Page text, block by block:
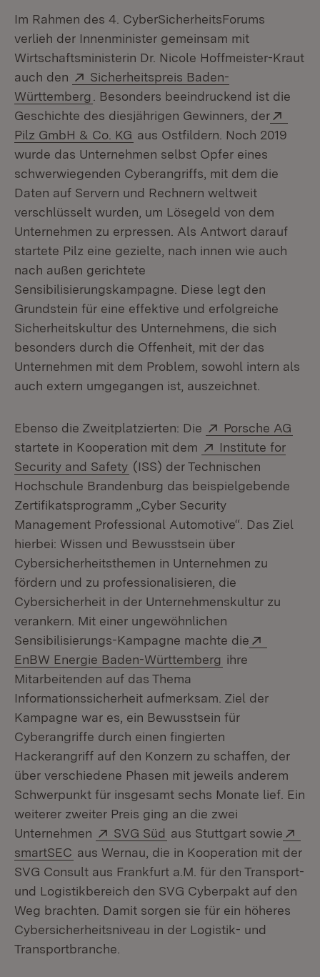
Im Rahmen des 4. CyberSicherheitsForums
verlieh der Innenminister gemeinsam mit
Wirtschaftsministerin Dr. Nicole Hoffmeister-Kraut
auch den
Extern:
Sicherheitspreis Baden-
Württemberg (Öffnet in neuem Fenster)
. Besonders beeindruckend ist die
Geschichte des diesjährigen Gewinners, der
Pilz GmbH & Co. KG (Öffnet in neuem Fenster)
aus Ostfildern. Noch 2019
wurde das Unternehmen selbst Opfer eines
schwerwiegenden Cyberangriffs, mit dem die
Daten auf Servern und Rechnern weltweit
verschlüsselt wurden, um Lösegeld von dem
Unternehmen zu erpressen. Als Antwort darauf
startete Pilz eine gezielte, nach innen wie auch
nach außen gerichtete
Sensibilisierungskampagne. Diese legt den
Grundstein für eine effektive und erfolgreiche
Sicherheitskultur des Unternehmens, die sich
besonders durch die Offenheit, mit der das
Unternehmen mit dem Problem, sowohl intern als
auch extern umgegangen ist, auszeichnet.
Ebenso die Zweitplatzierten: Die Extern:
Porsche AG
startete in Kooperation mit dem
Extern:
Institute for
Security and Safety (Öffnet in neuem Fenster)
(ISS) der Technischen
Hochschule Brandenburg das beispielgebende
Zertifikatsprogramm „Cyber Security
Management Professional Automotive“. Das Ziel
hierbei: Wissen und Bewusstsein über
Cybersicherheitsthemen in Unternehmen zu
fördern und zu professionalisieren, die
Cybersicherheit in der Unternehmenskultur zu
verankern. Mit einer ungewöhnlichen
Sensibilisierungs-Kampagne machte die
EnBW Energie Baden-Württemberg (Öffnet in
ihre
Mitarbeitenden auf das Thema
Informationssicherheit aufmerksam. Ziel der
Kampagne war es, ein Bewusstsein für
Cyberangriffe durch einen fingierten
Hackerangriff auf den Konzern zu schaffen, der
über verschiedene Phasen mit jeweils anderem
Schwerpunkt für insgesamt sechs Monate lief. Ein
weiterer zweiter Preis ging an die zwei
Unternehmen
Extern:
SVG Süd (Öffnet in neuem Fenster)
aus Stuttgart sowie
smartSEC (Öffnet in neuem Fenster)
aus Wernau, die in Kooperation mit der
SVG Consult aus Frankfurt a.M. für den Transport-
und Logistikbereich den SVG Cyberpakt auf den
Weg brachten. Damit sorgen sie für ein höheres
Cybersicherheitsniveau in der Logistik- und
Transportbranche.